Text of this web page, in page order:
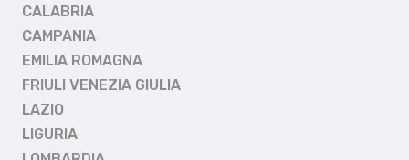
CALABRIA
CAMPANIA
EMILIA ROMAGNA
FRIULI VENEZIA GIULIA
LAZIO
LIGURIA